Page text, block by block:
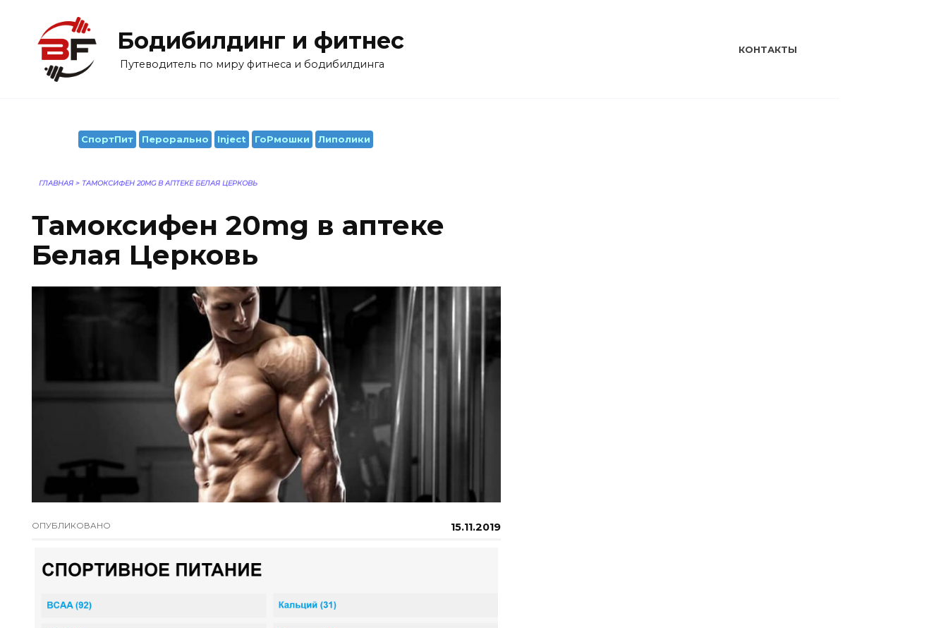
содержанию
Бодибилдинг и фитнес
Путеводитель по миру фитнеса и бодибилдинга
КОНТАКТЫ
СпортПит Перорально Inject ГоРмошки Липолики
ГЛАВНАЯ > ТАМОКСИФЕН 20MG В АПТЕКЕ БЕЛАЯ ЦЕРКОВЬ
Тамоксифен 20mg в аптеке
Белая Церковь
ОПУБЛИКОВАНО 15.11.2019